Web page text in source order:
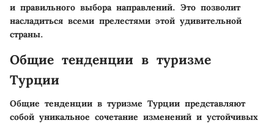
и правильного выбора направлений. Это позволит
насладиться всеми прелестями этой удивительной
страны.
Общие тенденции в туризме
Турции
Общие тенденции в туризме Турции представляют
собой уникальное сочетание изменений и устойчивых